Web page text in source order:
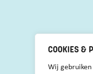
COOKIES &
Wij